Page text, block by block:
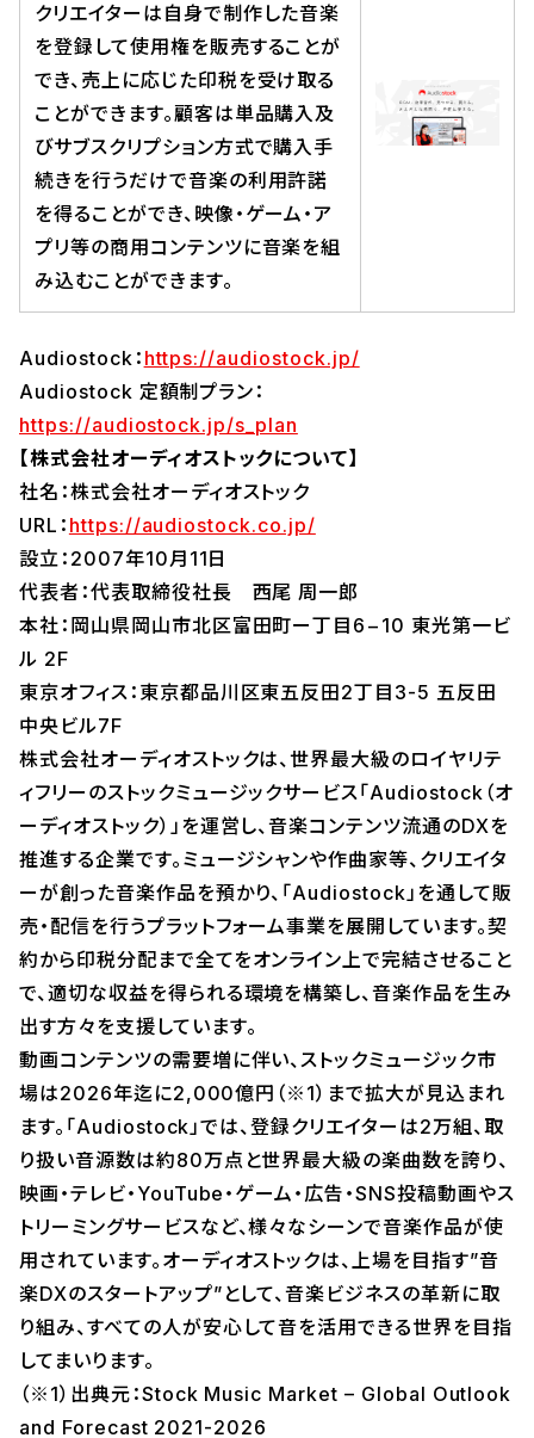
クリエイターは自身で制作した音楽
を登録して使用権を販売することが
でき、売上に応じた印税を受け取る
ことができます。顧客は単品購入及
びサブスクリプション方式で購入手
続きを行うだけで音楽の利用許諾
を得ることができ、映像・ゲーム・ア
プリ等の商用コンテンツに音楽を組
み込むことができます。
​Audiostock： https://audiostock.jp/
Audiostock 定額制プラン：
https://audiostock.jp/s_plan
【株式会社オーディオストックについて】
社名：株式会社オーディオストック
URL： https://audiostock.co.jp/
設立：2007年10月11日
代表者：代表取締役社長 西尾 周一郎
本社：岡山県岡山市北区富田町ー丁目6−10 東光第一ビ
ル 2F
東京オフィス：東京都品川区東五反田2丁目3-5 五反田
中央ビル7F
株式会社オーディオストックは、世界最大級のロイヤリテ
ィフリーのストックミュージックサービス「Audiostock（オ
ーディオストック）」を運営し、音楽コンテンツ流通のDXを
推進する企業です。ミュージシャンや作曲家等、クリエイタ
ーが創った音楽作品を預かり、「Audiostock」を通して販
売・配信を行うプラットフォーム事業を展開しています。契
約から印税分配まで全てをオンライン上で完結させること
で、適切な収益を得られる環境を構築し、音楽作品を生み
出す方々を支援しています。
動画コンテンツの需要増に伴い、ストックミュージック市
場は2026年迄に2,000億円（※1）まで拡大が見込まれ
ます。「Audiostock」では、登録クリエイターは2万組、取
り扱い音源数は約80万点と世界最大級の楽曲数を誇り、
映画・テレビ・YouTube・ゲーム・広告・SNS投稿動画やス
トリーミングサービスなど、様々なシーンで音楽作品が使
用されています。オーディオストックは、上場を目指す”音
楽DXのスタートアップ”として、音楽ビジネスの革新に取
り組み、すべての人が安心して音を活用できる世界を目指
してまいります。
（※1）出典元：Stock Music Market – Global Outlook
and Forecast 2021-2026